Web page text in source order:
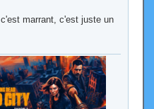
marrant, c'est juste un